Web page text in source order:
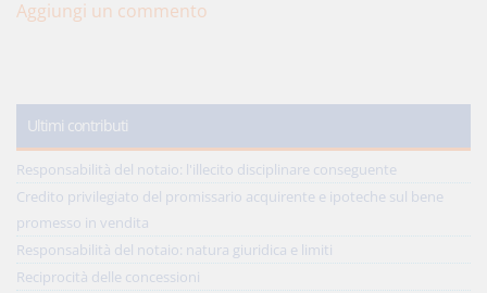
Aggiungi un commento
Ultimi contributi
Responsabilità del notaio: l'illecito disciplinare conseguente
Credito privilegiato del promissario acquirente e ipoteche sul bene
promesso in vendita
Responsabilità del notaio: natura giuridica e limiti
Reciprocità delle concessioni